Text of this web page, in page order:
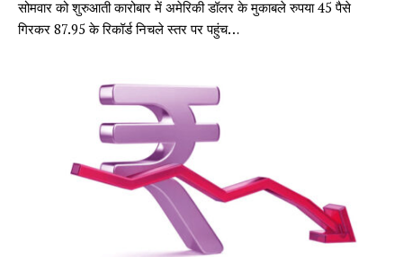
सोमवार को शुरुआती कारोबार में अमेरिकी डॉलर के मुकाबले रुपया 45 पैसे
गिरकर 87.95 के रिकॉर्ड निचले स्तर पर पहुंच…